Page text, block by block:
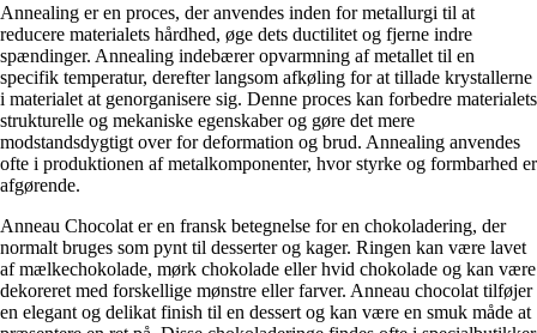
Annealing er en proces, der anvendes inden for metallurgi til at
reducere materialets hårdhed, øge dets ductilitet og fjerne indre
spændinger. Annealing indebærer opvarmning af metallet til en
specifik temperatur, derefter langsom afkøling for at tillade krystallerne
i materialet at genorganisere sig. Denne proces kan forbedre materialets
strukturelle og mekaniske egenskaber og gøre det mere
modstandsdygtigt over for deformation og brud. Annealing anvendes
ofte i produktionen af ​​metalkomponenter, hvor styrke og formbarhed er
afgørende.
Anneau Chocolat er en fransk betegnelse for en chokoladering, der
normalt bruges som pynt til desserter og kager. Ringen kan være lavet
af mælkechokolade, mørk chokolade eller hvid chokolade og kan være
dekoreret med forskellige mønstre eller farver. Anneau chocolat tilføjer
en elegant og delikat finish til en dessert og kan være en smuk måde at